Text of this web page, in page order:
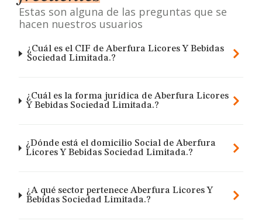
Estas son alguna de las preguntas que se
hacen nuestros usuarios
¿Cuál es el CIF de Aberfura Licores Y Bebidas
Sociedad Limitada.?
¿Cuál es la forma jurídica de Aberfura Licores
Y Bebidas Sociedad Limitada.?
¿Dónde está el domicilio Social de Aberfura
Licores Y Bebidas Sociedad Limitada.?
¿A qué sector pertenece Aberfura Licores Y
Bebidas Sociedad Limitada.?